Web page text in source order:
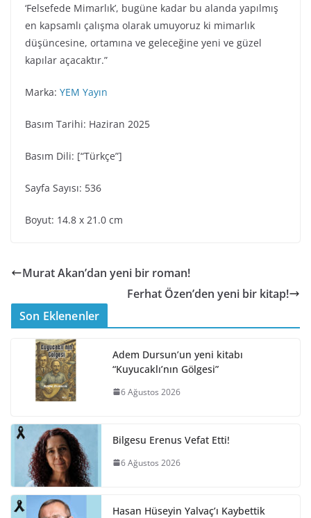
‘Felsefede Mimarlık’, bugüne kadar bu alanda yapılmış
en kapsamlı çalışma olarak umuyoruz ki mimarlık
düşüncesine, ortamına ve geleceğine yeni ve güzel
kapılar açacaktır.”
Marka: YEM Yayın
Basım Tarihi: Haziran 2025
Basım Dili: [“Türkçe”]
Sayfa Sayısı: 536
Boyut: 14.8 x 21.0 cm
Murat Akan’dan yeni bir roman!
Ferhat Özen’den yeni bir kitap!
Son Eklenenler
Adem Dursun’un yeni kitabı
“Kuyucaklı’nın Gölgesi”
6 Ağustos 2026
Bilgesu Erenus Vefat Etti!
6 Ağustos 2026
Hasan Hüseyin Yalvaç’ı Kaybettik